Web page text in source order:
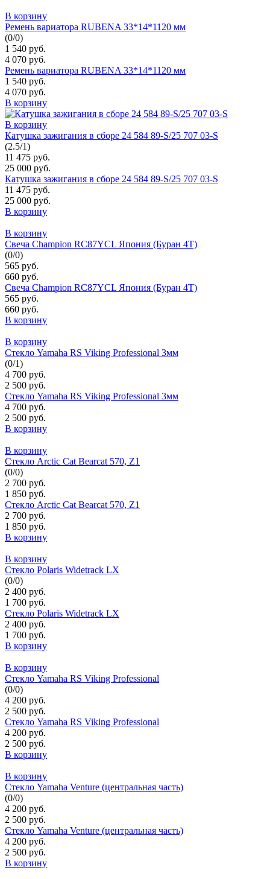
В корзину
Ремень вариатора RUBENA 33*14*1120 мм
(0/0)
1 540 руб.
4 070 руб.
Ремень вариатора RUBENA 33*14*1120 мм
1 540 руб.
4 070 руб.
В корзину
В корзину
Катушка зажигания в сборе 24 584 89-S/25 707 03-S
(2.5/1)
11 475 руб.
25 000 руб.
Катушка зажигания в сборе 24 584 89-S/25 707 03-S
11 475 руб.
25 000 руб.
В корзину
В корзину
Свеча Champion RC87YCL Япония (Буран 4Т)
(0/0)
565 руб.
660 руб.
Свеча Champion RC87YCL Япония (Буран 4Т)
565 руб.
660 руб.
В корзину
В корзину
Стекло Yamaha RS Viking Professional 3мм
(0/1)
4 700 руб.
2 500 руб.
Стекло Yamaha RS Viking Professional 3мм
4 700 руб.
2 500 руб.
В корзину
В корзину
Стекло Arctic Cat Bearcat 570, Z1
(0/0)
2 700 руб.
1 850 руб.
Стекло Arctic Cat Bearcat 570, Z1
2 700 руб.
1 850 руб.
В корзину
В корзину
Стекло Polaris Widetrack LX
(0/0)
2 400 руб.
1 700 руб.
Стекло Polaris Widetrack LX
2 400 руб.
1 700 руб.
В корзину
В корзину
Стекло Yamaha RS Viking Professional
(0/0)
4 200 руб.
2 500 руб.
Стекло Yamaha RS Viking Professional
4 200 руб.
2 500 руб.
В корзину
В корзину
Стекло Yamaha Venture (центральная часть)
(0/0)
4 200 руб.
2 500 руб.
Стекло Yamaha Venture (центральная часть)
4 200 руб.
2 500 руб.
В корзину